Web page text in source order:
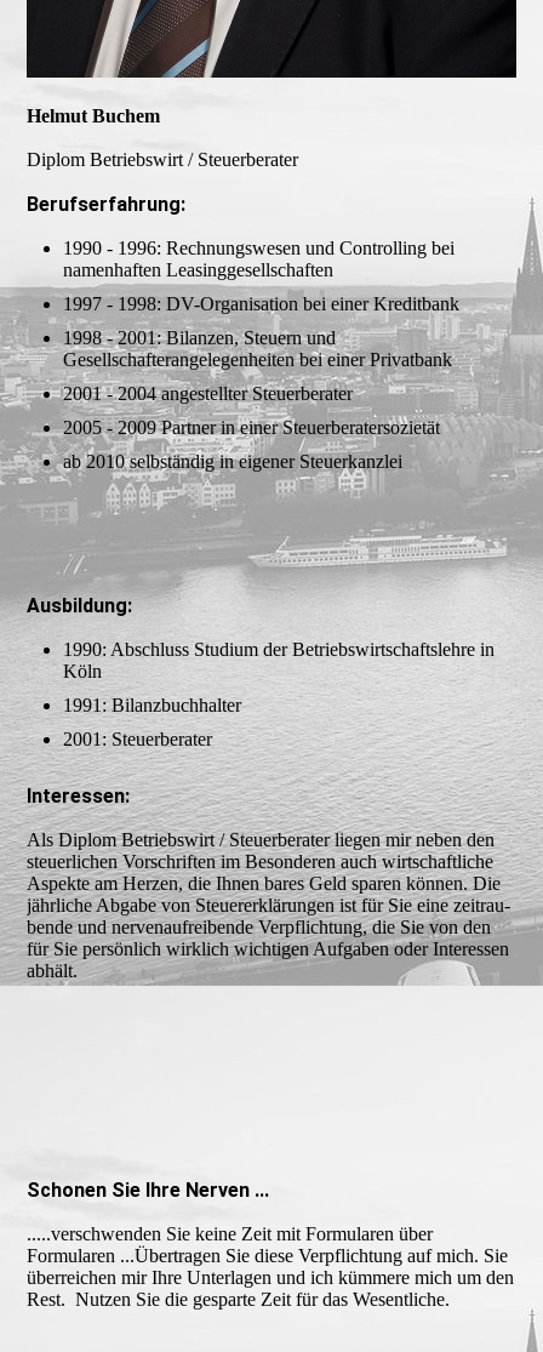
Helmut Buchem
Diplom Betriebswirt / Steuerberater
Berufserfahrung:
1990 - 1996: Rechnungswesen und Controlling bei
namenhaften Leasinggesellschaften
1997 - 1998: DV-Organisation bei einer Kreditbank
1998 - 2001: Bilanzen, Steuern und
Gesellschafterangelegenheiten bei einer Privatbank
2001 - 2004 angestellter Steuerberater
2005 - 2009 Partner in einer Steuerberatersozietät
ab 2010 selbständig in eigener Steuerkanzlei
Ausbildung:
1990: Abschluss Studium der Betriebswirtschaftslehre in
Köln
1991: Bilanzbuchhalter
2001: Steuerberater
Interessen:
Als Diplom Betriebswirt / Steuerberater liegen mir neben den
steuerlichen Vor­schrif­ten im Besonderen auch wirtschaftliche
Aspekte am Herzen, die Ihnen bares Geld sparen können. Die
jährliche Abgabe von Steuererklärungen ist für Sie eine zeit­rau­
bende und nervenaufreibende Ver­pflich­tung, die Sie von den
für Sie persönlich wirklich wichtigen Aufgaben oder Interessen
abhält.
Schonen Sie Ihre Nerven ...
.....verschwenden Sie keine Zeit mit For­mularen über
Formularen ...Übertragen Sie diese Verpflichtung auf mich. Sie
über­rei­chen mir Ihre Unterlagen und ich kümmere mich um den
Rest. Nutzen Sie die gesparte Zeit für das Wesentliche.